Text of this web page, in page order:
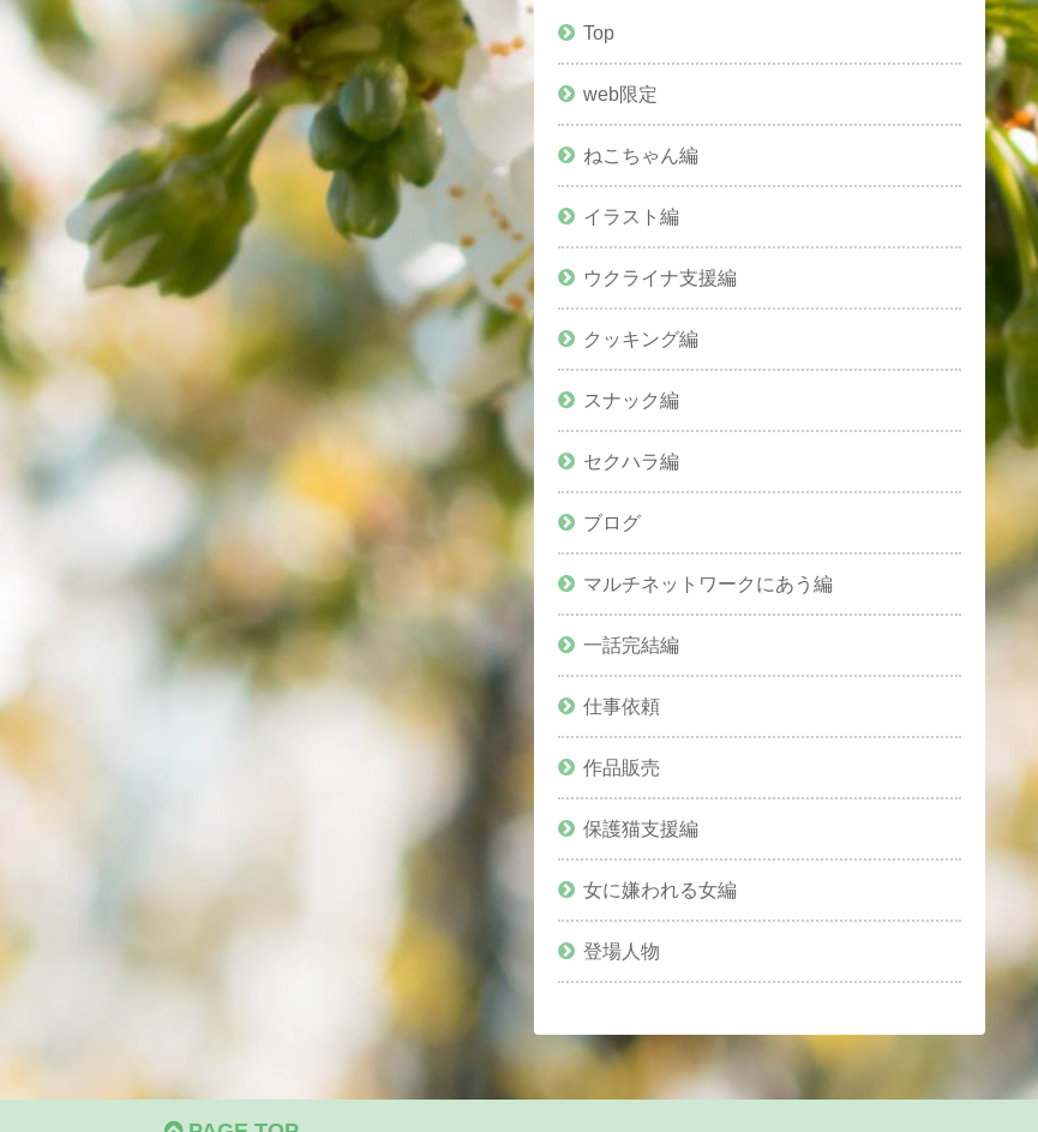
Top
web限定
ねこちゃん編
イラスト編
ウクライナ支援編
クッキング編
スナック編
セクハラ編
ブログ
マルチネットワークにあう編
一話完結編
仕事依頼
作品販売
保護猫支援編
女に嫌われる女編
登場人物